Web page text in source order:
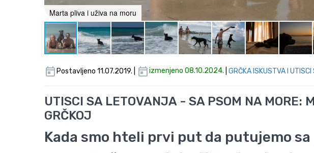
Marta pliva i uživa na moru
Postavljeno 11.07.2019. | izmenjeno 08.10.2024. GRČKA ISKUSTVA I
UTISCI SA LETOVANJA - SA PSOM NA MORE:
GRČKOJ
Kada smo hteli prvi put da putujemo